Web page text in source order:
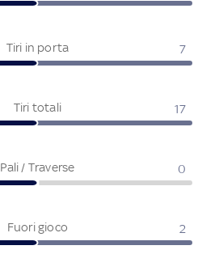
Tiri in porta 7
Tiri totali 17
Pali / Traverse 0
Fuori gioco 2